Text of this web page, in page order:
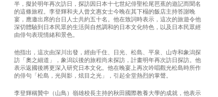
半，擬於明年再次訪日，探訪因日本十七世紀俳聖松尾芭蕉的遊記而聞名
的這條旅程。李登輝和夫人曾文惠女士今晚在其下榻的飯店主持答謝晚
宴，應邀出席的台日人士共約五十名。他在致詞時表示，這次的旅遊令他
深切體驗到日本民眾的生活與自然調和的日本文化特色，以及日本民眾經
由俳句表現情緒和景色。
他指出，這次由深川出發，經由千住、日光、松島、平泉、山寺和象潟探
訪「奧之細道」，象潟以後的旅程尚未探訪，計畫明年再次訪日探訪。他
表示返國後將更深入研究日本文化。他在晚宴上再次吟唱觀光松島時所作
的俳句「松島，光與影，炫目之光」，引起全堂熱烈的掌聲。
李登輝稱贊中（山鳥）嶺雄校長主持的秋田國際教養大學的成就，他表示